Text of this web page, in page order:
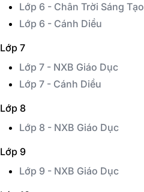
Lớp 6 - Chân Trời Sáng Tạo
Lớp 6 - Cánh Diều
Lớp 7
Lớp 7 - NXB Giáo Dục
Lớp 7 - Cánh Diều
Lớp 8
Lớp 8 - NXB Giáo Dục
Lớp 9
Lớp 9 - NXB Giáo Dục